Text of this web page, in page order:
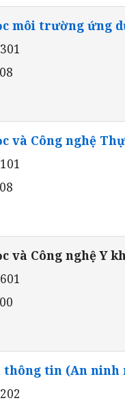
môi trường ứng
và Công nghệ
và Công nghệ Y
thông tin (An ninh